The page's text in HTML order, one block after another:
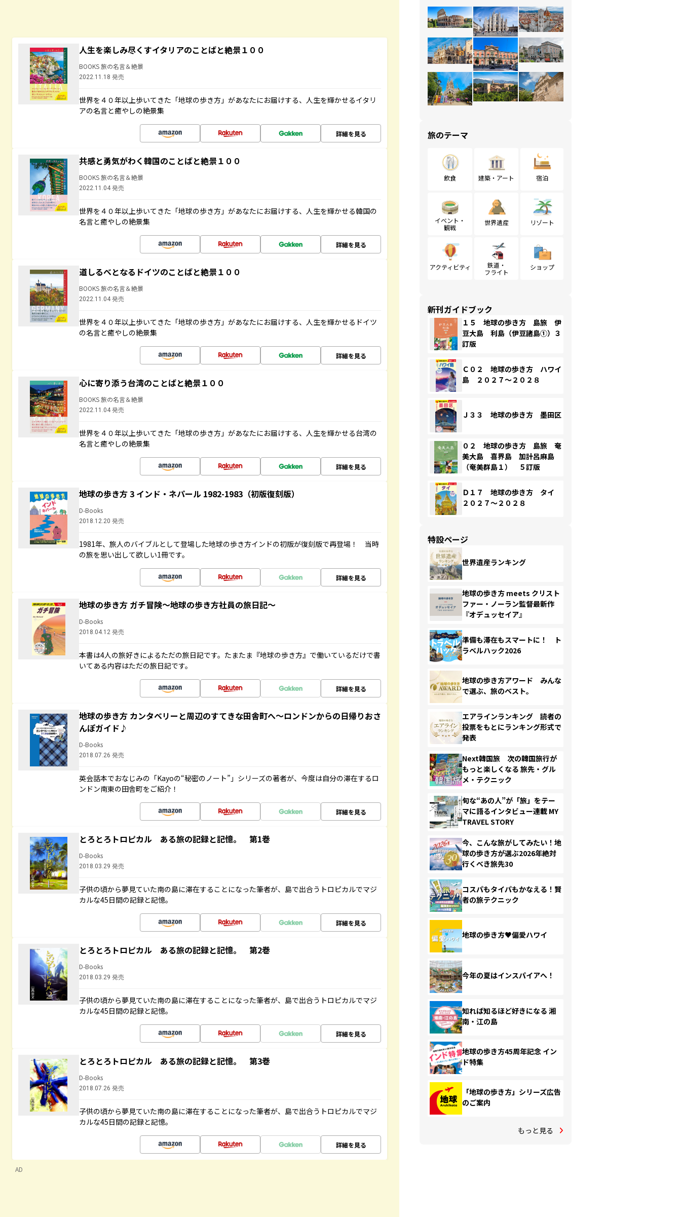
人生を楽しみ尽くすイタリアのことばと絶景１００
BOOKS 旅の名言＆絶景
2022.11.18 発売
世界を４０年以上歩いてきた「地球の歩き方」があなたにお届けする、人生を輝かせるイタリ
アの名言と癒やしの絶景集
詳細を見る
共感と勇気がわく韓国のことばと絶景１００
BOOKS 旅の名言＆絶景
2022.11.04 発売
世界を４０年以上歩いてきた「地球の歩き方」があなたにお届けする、人生を輝かせる韓国の
名言と癒やしの絶景集
詳細を見る
道しるべとなるドイツのことばと絶景１００
BOOKS 旅の名言＆絶景
2022.11.04 発売
世界を４０年以上歩いてきた「地球の歩き方」があなたにお届けする、人生を輝かせるドイツ
の名言と癒やしの絶景集
詳細を見る
心に寄り添う台湾のことばと絶景１００
BOOKS 旅の名言＆絶景
2022.11.04 発売
世界を４０年以上歩いてきた「地球の歩き方」があなたにお届けする、人生を輝かせる台湾の
名言と癒やしの絶景集
詳細を見る
地球の歩き方 3 インド・ネパール 1982-1983（初版復刻版）
D-Books
2018.12.20 発売
1981年、旅人のバイブルとして登場した地球の歩き方インドの初版が復刻版で再登場！ 当時
の旅を思い出して欲しい1冊です。
詳細を見る
地球の歩き方 ガチ冒険～地球の歩き方社員の旅日記～
D-Books
2018.04.12 発売
本書は4人の旅好きによるただの旅日記です。たまたま『地球の歩き方』で働いているだけで書
いてある内容はただの旅日記です。
詳細を見る
地球の歩き方 カンタベリーと周辺のすてきな田舎町へ～ロンドンからの日帰りおさ
んぽガイド♪
D-Books
2018.07.26 発売
英会話本でおなじみの「Kayoの“秘密のノート”」シリーズの著者が、今度は自分の滞在するロ
ンドン南東の田舎町をご紹介！
詳細を見る
とろとろトロピカル ある旅の記録と記憶。 第1巻
D-Books
2018.03.29 発売
子供の頃から夢見ていた南の島に滞在することになった筆者が、島で出合うトロピカルでマジ
カルな45日間の記録と記憶。
詳細を見る
とろとろトロピカル ある旅の記録と記憶。 第2巻
D-Books
2018.03.29 発売
子供の頃から夢見ていた南の島に滞在することになった筆者が、島で出合うトロピカルでマジ
カルな45日間の記録と記憶。
詳細を見る
とろとろトロピカル ある旅の記録と記憶。 第3巻
D-Books
2018.07.26 発売
子供の頃から夢見ていた南の島に滞在することになった筆者が、島で出合うトロピカルでマジ
カルな45日間の記録と記憶。
詳細を見る
AD
旅のテーマ
飲食 建築・アート 宿泊
イベント・
観戦
世界遺産 リゾート
アクティビティ
鉄道・
フライト
ショップ
新刊ガイドブック
１５ 地球の歩き方 島旅 伊
豆大島 利島（伊豆諸島①）３
訂版
Ｃ０２ 地球の歩き方 ハワイ
島 ２０２７～２０２８
Ｊ３３ 地球の歩き方 墨田区
０２ 地球の歩き方 島旅 奄
美大島 喜界島 加計呂麻島
（奄美群島１） ５訂版
Ｄ１７ 地球の歩き方 タイ
２０２７～２０２８
特設ページ
世界遺産ランキング
地球の歩き方 meets クリスト
ファー・ノーラン監督最新作
『オデュッセイア』
準備も滞在もスマートに！ ト
ラベルハック2026
地球の歩き方アワード みんな
で選ぶ、旅のベスト。
エアラインランキング 読者の
投票をもとにランキング形式で
発表
Next韓国旅 次の韓国旅行が
もっと楽しくなる 旅先・グル
メ・テクニック
旬な“あの人”が「旅」をテー
マに語るインタビュー連載 MY
TRAVEL STORY
今、こんな旅がしてみたい！地
球の歩き方が選ぶ2026年絶対
行くべき旅先30
コスパもタイパもかなえる！賢
者の旅テクニック
地球の歩き方♥偏愛ハワイ
今年の夏はインスパイアへ！
知れば知るほど好きになる 湘
南・江の島
地球の歩き方45周年記念 イン
ド特集
「地球の歩き方」シリーズ広告
のご案内
もっと見る